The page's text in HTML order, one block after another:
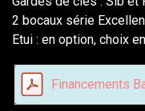
2 bocaux série
Etui : en option, choix
Financements